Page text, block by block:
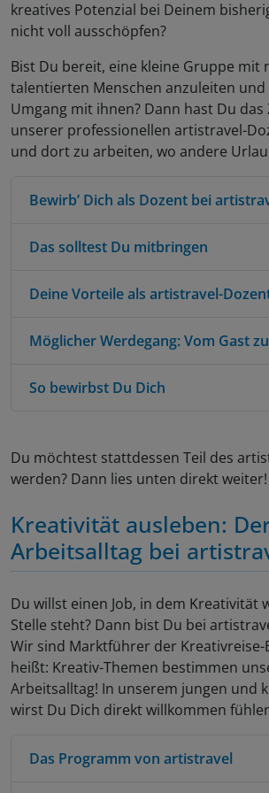
kreatives Potenzial bei Deinem
nicht voll ausschöpfen?
Bist Du bereit, eine kleine Gruppe mit
talentierten Menschen anzuleiten und
Umgang mit ihnen? Dann hast Du das
unserer professionellen artistravel-
und dort zu arbeiten, wo andere
Bewirb’ Dich als Dozent bei
Als artistravel-Dozent gibst Du
unseren Gästen auf Kreativreisen.
Workshops starten oder gleich eine
Kreativreise leiten!
Das solltest Du mitbringen
Neben Deiner Lehrerfahrung ist es
kreativ betreuen, anleiten und
und Instagram-Präsenz haben, wo
Deine Vorteile als artistravel-
Wenn Du Kurse für uns gibst oder
die Bewerbung Deiner Kurse in
erfolgreichen Social Media-Profile
und Facebook, unser YouTube-
111.000 Abonnenten, unsere
Du profitierst von einer sicheren
Vergütung, einem großen
Unser Team bietet Dir Service und
um Buchungs-, Atelier- und
Online-Kursen steht Dir immer
Technik-Support-Team zur Seite.
Möglicher Werdegang: Vom Gast
Ulrike Selderswar erst artistravel-
die sie für uns aufgeschrieben hat
inspirieren lassen!
So bewirbst Du Dich
kennenzulernen! Deine
kurzen Vorstellung Deiner Person
und Instagram-Links) schickst Du
jara.scheffler@artistravel.eu
Du möchtest stattdessen Teil des
werden? Dann lies unten direkt weiter!
Kreativität ausleben:
Arbeitsalltag bei
Du willst einen Job, in dem Kreativität
Stelle steht? Dann bist Du bei
Wir sind Marktführer der Kreativreise-
heißt: Kreativ-Themen bestimmen
Arbeitsalltag! In unserem jungen und
wirst Du Dich direkt willkommen
Das Programm von artistravel